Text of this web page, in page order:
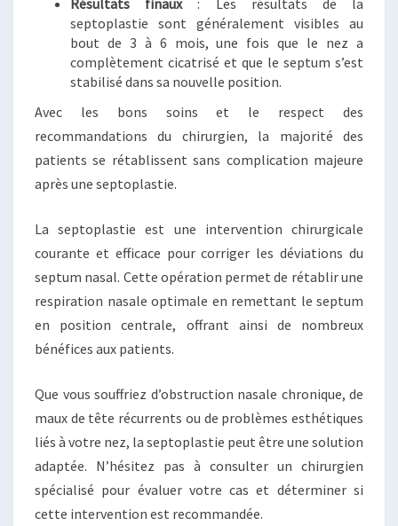
Résultats finaux: Les résultats de la
septoplastie sont généralement visibles au
bout de 3 à 6 mois, une fois que le nez a
complètement cicatrisé et que le septum s’est
stabilisé dans sa nouvelle position.
Avec les bons soins et le respect des
recommandations du chirurgien, la majorité des
patients se rétablissent sans complication majeure
après une septoplastie.
La septoplastie est une intervention chirurgicale
courante et efficace pour corriger les déviations du
septum nasal. Cette opération permet de rétablir une
respiration nasale optimale en remettant le septum
en position centrale, offrant ainsi de nombreux
bénéfices aux patients.
Que vous souffriez d’obstruction nasale chronique, de
maux de tête récurrents ou de problèmes esthétiques
liés à votre nez, la septoplastie peut être une solution
adaptée. N’hésitez pas à consulter un chirurgien
spécialisé pour évaluer votre cas et déterminer si
cette intervention est recommandée.